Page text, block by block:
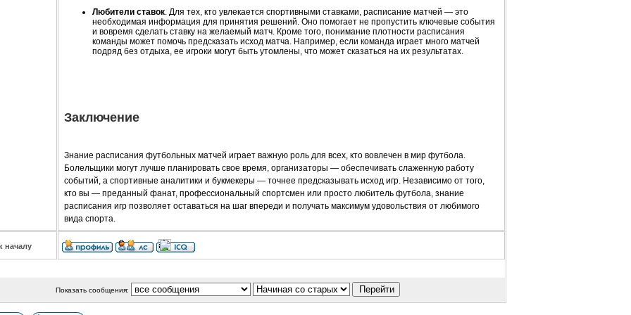
Любители ставок. Для тех, кто увлекается спортивными ставками, расписание матчей — это
необходимая информация для принятия решений. Оно помогает не пропустить ключевые события
и вовремя сделать ставку на желаемый матч. Кроме того, понимание плотности расписания
команды может помочь предсказать исход матча. Например, если команда играет много матчей
подряд без отдыха, ее игроки могут быть утомлены, что может сказаться на их результатах.
Заключение
Знание расписания футбольных матчей играет важную роль для всех, кто вовлечен в мир футбола.
Болельщики могут лучше планировать свое время, организаторы — обеспечивать слаженную работу
событий, а спортивные аналитики и букмекеры — точнее предсказывать исход игр. Независимо от того,
кто вы — преданный фанат, профессиональный спортсмен или просто любитель футбола, знание
расписания игр позволяет оставаться на шаг впереди и получать максимум удовольствия от любимого
вида спорта.
началу
Показать сообщения: